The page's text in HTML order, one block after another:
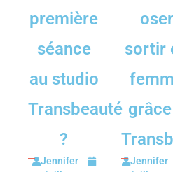
première
séance
au studio
Transbeauté
?
Jennifer
oser
sortir
Jennifer